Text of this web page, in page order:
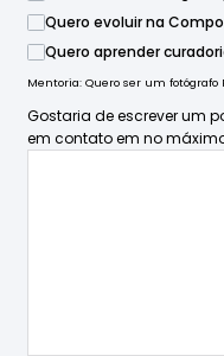
Quero evoluir na
Quero aprender
Mentoria: Quero ser um fotógrafo
Gostaria de escrever um
em contato em no